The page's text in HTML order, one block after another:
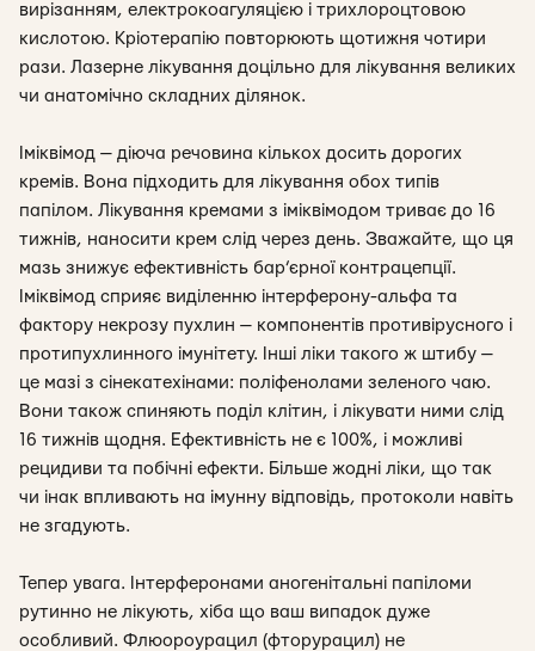
вирізанням, електрокоагуляцією і трихлороцтовою
кислотою. Кріотерапію повторюють щотижня чотири
рази. Лазерне лікування доцільно для лікування великих
чи анатомічно складних ділянок.
Іміквімод — діюча речовина кількох досить дорогих
кремів. Вона підходить для лікування обох типів
папілом. Лікування кремами з іміквімодом триває до 16
тижнів, наносити крем слід через день. Зважайте, що ця
мазь знижує ефективність бар’єрної контрацепції.
Іміквімод сприяє виділенню інтерферону-альфа та
фактору некрозу пухлин — компонентів противірусного і
протипухлинного імунітету. Інші ліки такого ж штибу —
це мазі з сінекатехінами: поліфенолами зеленого чаю.
Вони також спиняють поділ клітин, і лікувати ними слід
16 тижнів щодня. Ефективність не є 100%, і можливі
рецидиви та побічні ефекти. Більше жодні ліки, що так
чи інак впливають на імунну відповідь, протоколи навіть
не згадують.
Тепер увага. Інтерферонами аногенітальні папіломи
рутинно не лікують, хіба що ваш випадок дуже
особливий. Флюороурацил (фторурацил) не